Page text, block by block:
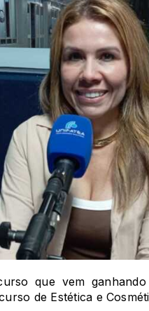
que vem
de Estética e